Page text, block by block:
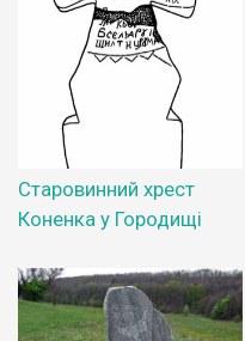
Старовинний хрест
Коненка у Городищі